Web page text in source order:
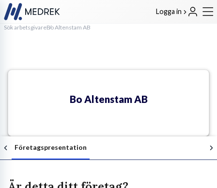
Logga in
Sök arbetsgivareBo Altenstam AB
Bo Altenstam AB
Företagspresentation